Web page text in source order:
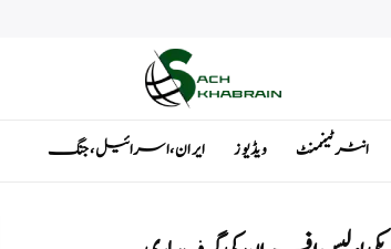
انٹرٹینمنٹ ویڈیوز ایران ، اسرائیل ، جنگ